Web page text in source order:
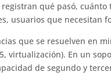
qué pasó,
usuarios que necesitan
que se resuelven en
virtualización). En un
de segundo y